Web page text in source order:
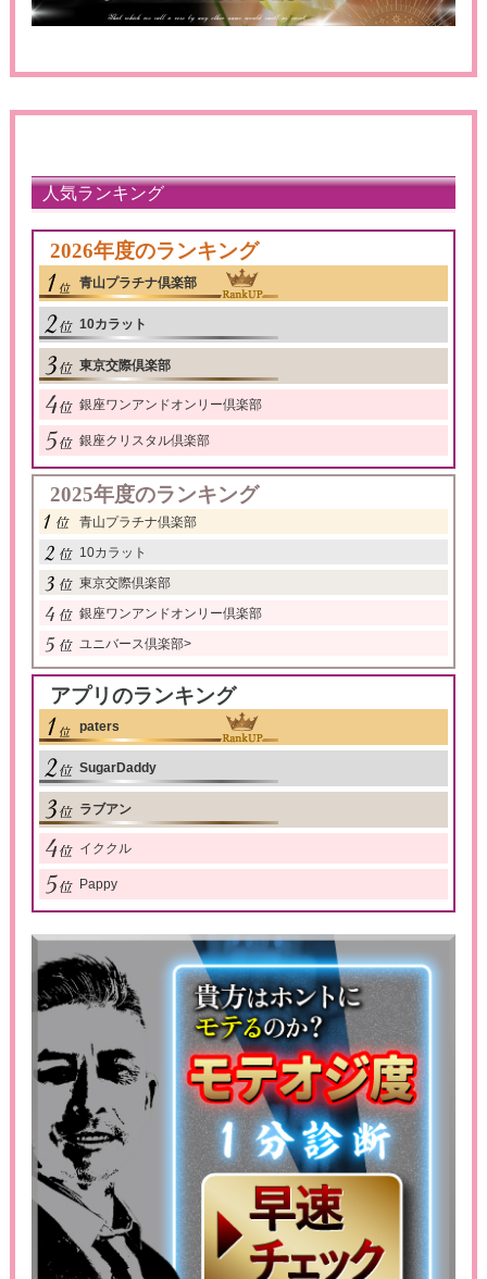
人気ランキング
2026年度のランキング
青山プラチナ倶楽部
10カラット
東京交際倶楽部
銀座ワンアンドオンリー倶楽部
銀座クリスタル倶楽部
2025年度のランキング
青山プラチナ倶楽部
10カラット
東京交際倶楽部
銀座ワンアンドオンリー倶楽部
ユニバース倶楽部>
アプリのランキング
paters
SugarDaddy
ラブアン
イククル
Pappy